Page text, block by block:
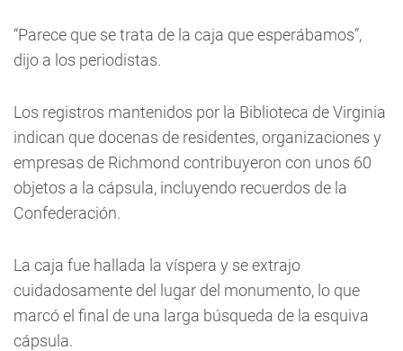
“Parece que se trata de la caja que esperábamos”,
dijo a los periodistas.
Los registros mantenidos por la Biblioteca de Virginia
indican que docenas de residentes, organizaciones y
empresas de Richmond contribuyeron con unos 60
objetos a la cápsula, incluyendo recuerdos de la
Confederación.
La caja fue hallada la víspera y se extrajo
cuidadosamente del lugar del monumento, lo que
marcó el final de una larga búsqueda de la esquiva
cápsula.